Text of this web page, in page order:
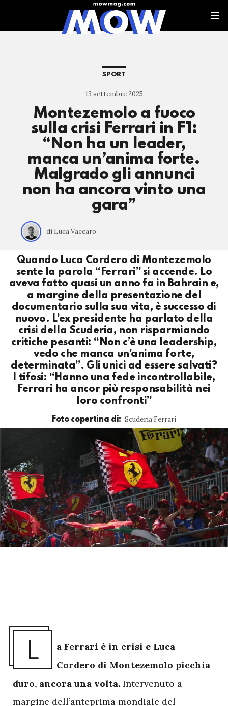
SPORT
13 settembre 2025
Montezemolo a fuoco
sulla crisi Ferrari in F1:
“Non ha un leader,
manca un’anima forte.
Malgrado gli annunci
non ha ancora vinto una
gara”
di Luca Vaccaro
Quando Luca Cordero di Montezemolo
sente la parola “Ferrari” si accende. Lo
aveva fatto quasi un anno fa in Bahrain e,
a margine della presentazione del
documentario sulla sua vita, è successo di
nuovo. L’ex presidente ha parlato della
crisi della Scuderia, non risparmiando
critiche pesanti: “Non c’è una leadership,
vedo che manca un’anima forte,
determinata”. Gli unici ad essere salvati?
I tifosi: “Hanno una fede incontrollabile,
Ferrari ha ancor più responsabilità nei
loro confronti”
Foto copertina di: Scuderia Ferrari
L
a Ferrari è in crisi e Luca
Cordero di Montezemolo picchia
duro, ancora una volta. Intervenuto a
margine dell’anteprima mondiale del